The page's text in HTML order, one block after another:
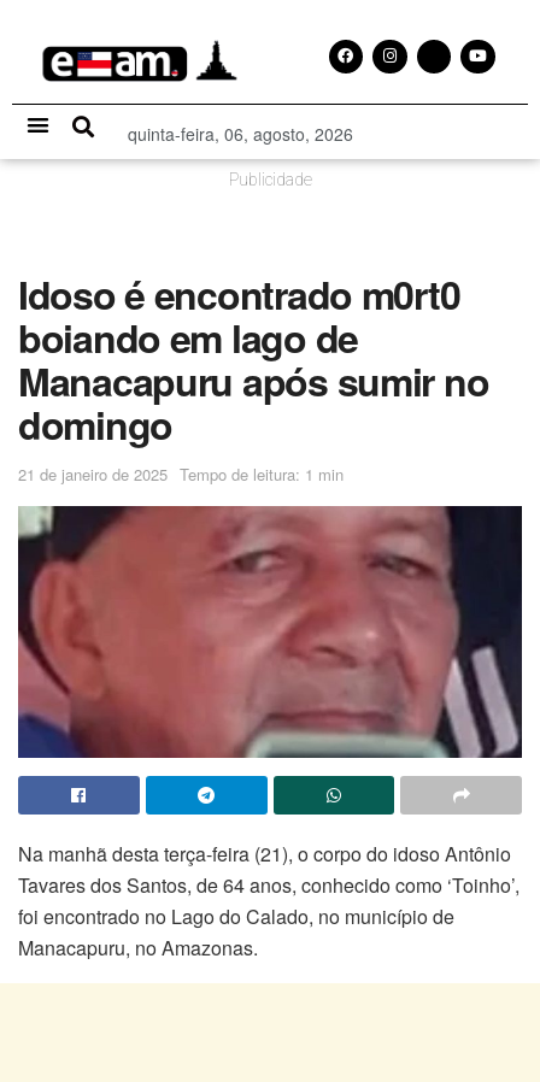
quinta-feira, 06, agosto, 2026
Publicidade
Idoso é encontrado m0rt0
boiando em lago de
Manacapuru após sumir no
domingo
21 de janeiro de 2025 Tempo de leitura: 1 min
Na manhã desta terça-feira (21), o corpo do idoso Antônio
Tavares dos Santos, de 64 anos, conhecido como ‘Toinho’,
foi encontrado no Lago do Calado, no município de
Manacapuru, no Amazonas.